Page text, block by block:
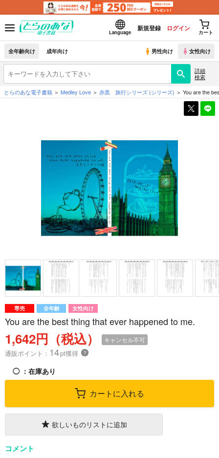
Language
新規登録 ログイン
カート
全年齢向け 成年向け 男性向け 女性向け
詳細
検索
とらのあな電子書籍
Medley Love 赤黒 旅行シリーズ (シリーズ) You are the
専売 全年齢 女性向け
You are the best thing that ever happened to me.
1,642円（税込） キャンセル不可
通販ポイント： 14pt獲得 ？
◯ ：在庫あり
カートに入れる
欲しいものリストに追加
コメント